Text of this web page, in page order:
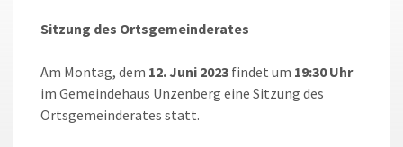
Sitzung des Ortsgemeinderates
Am Montag, dem 12. Juni 2023 findet um 19:30 Uhr
im Gemeindehaus Unzenberg eine Sitzung des
Ortsgemeinderates statt.